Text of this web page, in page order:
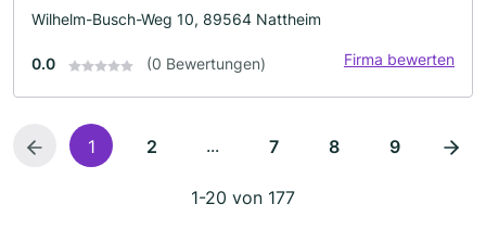
Wilhelm-Busch-Weg 10, 89564 Nattheim
0.0 (0 Bewertungen) Firma bewerten
1 2 ... 7 8 9
1-20 von 177